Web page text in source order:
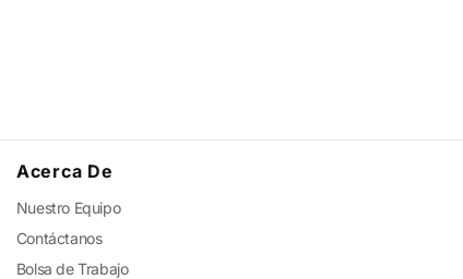
Acerca De
Nuestro Equipo
Contáctanos
Bolsa de Trabajo